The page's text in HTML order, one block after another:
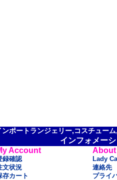
ポートランジェリー,コスチュー
インフォメー
Account
録確認
文状況
存カート
About
Lady
連絡先
プライ